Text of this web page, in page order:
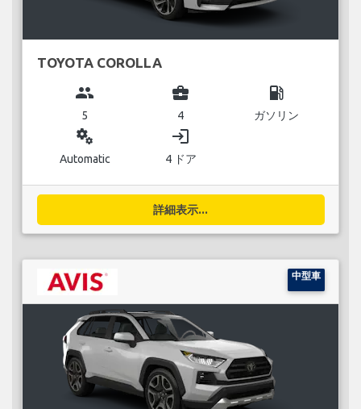
TOYOTA COROLLA
group
5
business_center
4
local_gas_station
ガソリン
miscellaneous_services
Automatic
login
4 ドア
詳細表示...
中型車